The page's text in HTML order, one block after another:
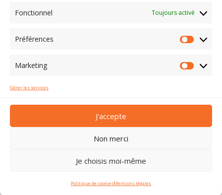
Fonctionnel Toujours activé
Préférences
Marketing
Gérer les services
J'accepte
Non merci
Je choisis moi-même
Politique de cookiesMentions légales
|Mentions légales|Plan du site